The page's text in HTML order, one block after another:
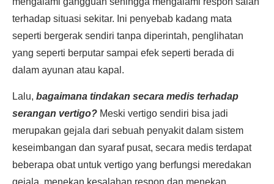
terhadap situasi sekitar. Ini penyebab kadang mata
seperti bergerak sendiri tanpa diperintah, penglihatan
yang seperti berputar sampai efek seperti berada di
dalam ayunan atau kapal.
Lalu, bagaimana tindakan secara medis terhadap
serangan vertigo? Meski vertigo sendiri bisa jadi
merupakan gejala dari sebuah penyakit dalam sistem
keseimbangan dan syaraf pusat, secara medis terdapat
beberapa obat untuk vertigo yang berfungsi meredakan
gejala, menekan kesalahan respon dan menekan